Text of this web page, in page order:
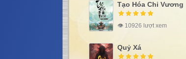
Tạo Hóa Chi Vương
👁 10926 lượt xem
Quỷ Xá